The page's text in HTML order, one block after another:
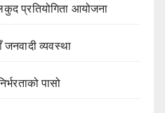
प्रतियोगिता आयोजना
व्यवस्था
पासो